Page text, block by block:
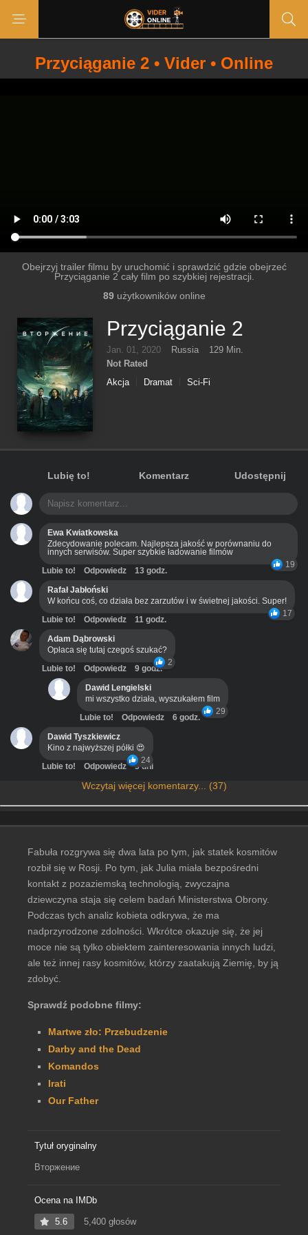
Przyciąganie 2 • Vider • Online
Obejrzyj trailer filmu by uruchomić i sprawdzić gdzie obejrzeć
Przyciąganie 2 cały film po szybkiej rejestracji.
89użytkowników online
Przyciąganie 2
Jan. 01, 2020 Russia
129 Min.
Not Rated
Akcja
Dramat Sci-Fi
Lubię to! Komentarz Udostępnij
Ewa Kwiatkowska
Zdecydowanie polecam. Najlepsza jakość w porównaniu do
innych serwisów. Super szybkie ładowanie filmów
19
Lubie to! Odpowiedz
13 godz.
Rafał Jabłoński
W końcu coś, co działa bez zarzutów i w świetnej jakości. Super!
17
Lubie to! Odpowiedz
11 godz.
Adam Dąbrowski
Opłaca się tutaj czegoś szukać?
2
Lubie to! Odpowiedz
9 godz.
Dawid Lengielski
mi wszystko działa, wyszukałem film
29
Lubie to! Odpowiedz
6 godz.
Dawid Tyszkiewicz
Kino z najwyższej półki 😍
24
Lubie to! Odpowiedz 3 dni
Wczytaj więcej komentarzy... (37)
Fabuła rozgrywa się dwa lata po tym, jak statek kosmitów
rozbił się w Rosji. Po tym, jak Julia miała bezpośredni
kontakt z pozaziemską technologią, zwyczajna
dziewczyna staja się celem badań Ministerstwa Obrony.
Podczas tych analiz kobieta odkrywa, że ma
nadprzyrodzone zdolności. Wkrótce okazuje się, że jej
moce nie są tylko obiektem zainteresowania innych ludzi,
ale też innej rasy kosmitów, którzy zaatakują Ziemię, by ją
zdobyć.
Sprawdź podobne filmy:
Martwe zło: Przebudzenie
Darby and the Dead
Komandos
Irati
Our Father
Tytuł oryginalny
Вторжение
Ocena na IMDb
5.6 5,400 głosów